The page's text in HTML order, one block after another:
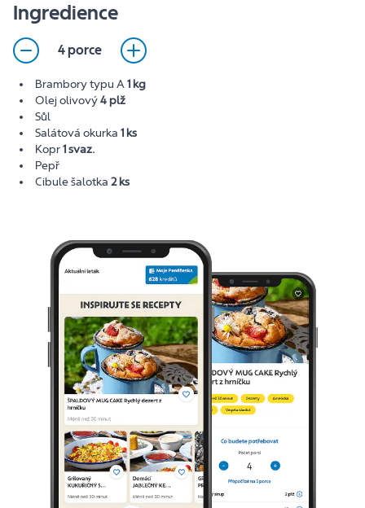
Ingredience
4 porce
Brambory typu A1 kg
Olej olivový4 plž
Sůl
Salátová okurka 1 ks
Kopr1 svaz.
Pepř
Cibule šalotka 2 ks